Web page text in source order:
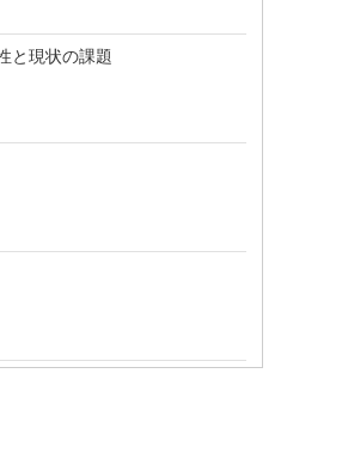
と現状の課題